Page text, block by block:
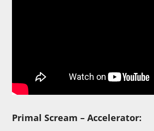
Primal Scream – Accelerator: